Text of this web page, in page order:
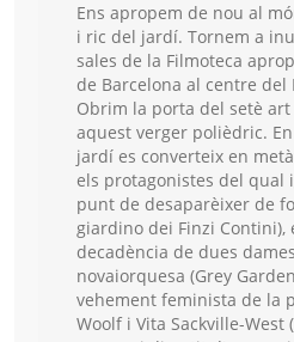
Ens apropem de nou al
i ric del jardí. Tornem a
sales de la Filmoteca
de Barcelona al centre del
Obrim la porta del setè
aquest verger polièdric.
jardí es converteix en
els protagonistes del qual
punt de desaparèixer de
giardino dei Finzi Contini),
decadència de dues
novaiorquesa (Grey
vehement feminista de la
Woolf i Vita Sackville-West